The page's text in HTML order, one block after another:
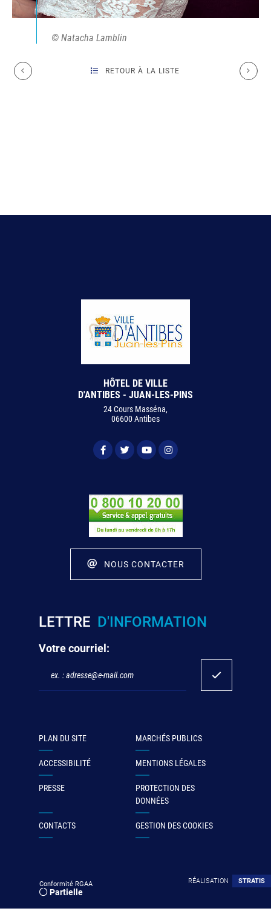
© Natacha Lamblin
RETOUR À LA LISTE
HÔTEL DE VILLE
D'ANTIBES - JUAN-LES-PINS
24 Cours Masséna,
06600 Antibes
NOUS CONTACTER
LETTRE D'INFORMATION
Votre courriel:
PLAN DU SITE MARCHÉS PUBLICS
ACCESSIBILITÉ MENTIONS LÉGALES
PRESSE
PROTECTION DES
DONNÉES
CONTACTS GESTION DES COOKIES
Conformité RGAA
Partielle
RÉALISATION STRATIS